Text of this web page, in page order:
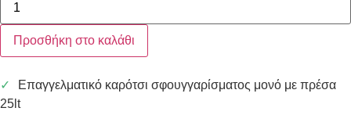
Προσθήκη στο καλάθι
Επαγγελματικό καρότσι σφουγγαρίσματος μονό με πρέσα
25lt